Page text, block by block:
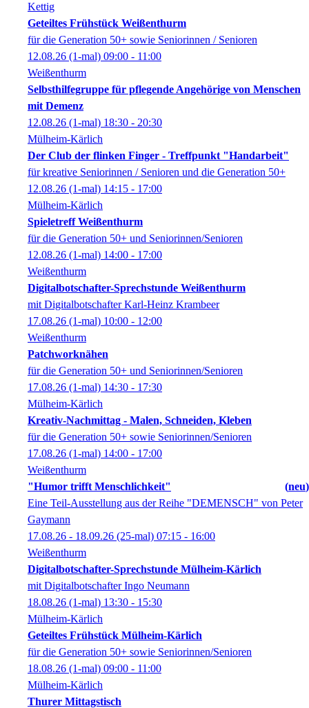
Kettig
Geteiltes Frühstück Weißenthurm
für die Generation 50+ sowie Seniorinnen / Senioren
12.08.26 (1-mal) 09:00 - 11:00
Weißenthurm
Selbsthilfegruppe für pflegende Angehörige von Menschen
mit Demenz
12.08.26 (1-mal) 18:30 - 20:30
Mülheim-Kärlich
Der Club der flinken Finger - Treffpunkt "Handarbeit"
für kreative Seniorinnen / Senioren und die Generation 50+
12.08.26 (1-mal) 14:15 - 17:00
Mülheim-Kärlich
Spieletreff Weißenthurm
für die Generation 50+ und Seniorinnen/Senioren
12.08.26 (1-mal) 14:00 - 17:00
Weißenthurm
Digitalbotschafter-Sprechstunde Weißenthurm
mit Digitalbotschafter Karl-Heinz Krambeer
17.08.26 (1-mal) 10:00 - 12:00
Weißenthurm
Patchworknähen
für die Generation 50+ und Seniorinnen/Senioren
17.08.26 (1-mal) 14:30 - 17:30
Mülheim-Kärlich
Kreativ-Nachmittag - Malen, Schneiden, Kleben
für die Generation 50+ sowie Seniorinnen/Senioren
17.08.26 (1-mal) 14:00 - 17:00
Weißenthurm
"Humor trifft Menschlichkeit"
neu
Eine Teil-Ausstellung aus der Reihe "DEMENSCH" von Peter
Gaymann
17.08.26 - 18.09.26 (25-mal) 07:15 - 16:00
Weißenthurm
Digitalbotschafter-Sprechstunde Mülheim-Kärlich
mit Digitalbotschafter Ingo Neumann
18.08.26 (1-mal) 13:30 - 15:30
Mülheim-Kärlich
Geteiltes Frühstück Mülheim-Kärlich
für die Generation 50+ sowie Seniorinnen/Senioren
18.08.26 (1-mal) 09:00 - 11:00
Mülheim-Kärlich
Thurer Mittagstisch